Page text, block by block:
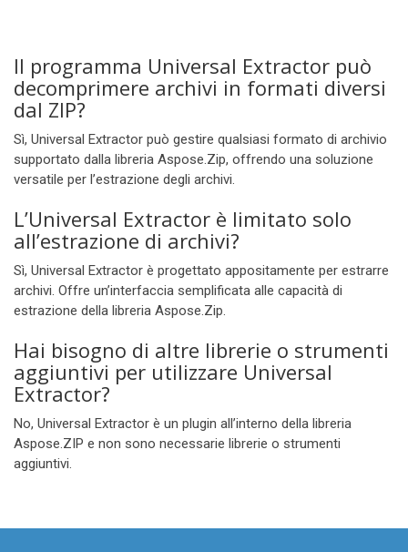
Il programma Universal Extractor può
decomprimere archivi in formati diversi
dal ZIP?
Sì, Universal Extractor può gestire qualsiasi formato di archivio
supportato dalla libreria Aspose.Zip, offrendo una soluzione
versatile per l’estrazione degli archivi.
L’Universal Extractor è limitato solo
all’estrazione di archivi?
Sì, Universal Extractor è progettato appositamente per estrarre
archivi. Offre un’interfaccia semplificata alle capacità di
estrazione della libreria Aspose.Zip.
Hai bisogno di altre librerie o strumenti
aggiuntivi per utilizzare Universal
Extractor?
No, Universal Extractor è un plugin all’interno della libreria
Aspose.ZIP e non sono necessarie librerie o strumenti
aggiuntivi.